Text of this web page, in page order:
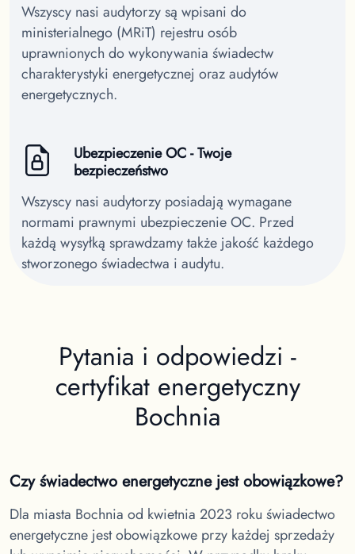
Wszyscy nasi audytorzy są wpisani do
ministerialnego (MRiT) rejestru osób
uprawnionych do wykonywania świadectw
charakterystyki energetycznej oraz audytów
energetycznych.
Ubezpieczenie OC - Twoje
bezpieczeństwo
Wszyscy nasi audytorzy posiadają wymagane
normami prawnymi ubezpieczenie OC. Przed
każdą wysyłką sprawdzamy także jakość każdego
stworzonego świadectwa i audytu.
Pytania i odpowiedzi -
certyfikat energetyczny
Bochnia
Czy świadectwo energetyczne jest obowiązkowe?
Dla miasta Bochnia od kwietnia 2023 roku świadectwo
energetyczne jest obowiązkowe przy każdej sprzedaży